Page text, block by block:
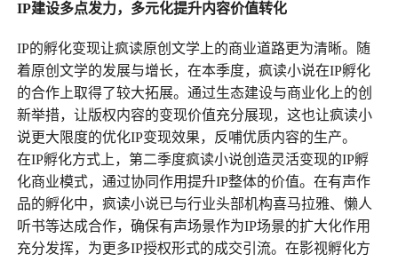
IP建设多点发力，多元化提升内容价值转化
IP的孵化变现让疯读原创文学上的商业道路更为清晰。随
着原创文学的发展与增长，在本季度，疯读小说在IP孵化
的合作上取得了较大拓展。通过生态建设与商业化上的创
新举措，让版权内容的变现价值充分展现，这也让疯读小
说更大限度的优化IP变现效果，反哺优质内容的生产。
在IP孵化方式上，第二季度疯读小说创造灵活变现的IP孵
化商业模式，通过协同作用提升IP整体的价值。在有声作
品的孵化中，疯读小说已与行业头部机构喜马拉雅、懒人
听书等达成合作，确保有声场景作为IP场景的扩大化作用
充分发挥，为更多IP授权形式的成交引流。在影视孵化方